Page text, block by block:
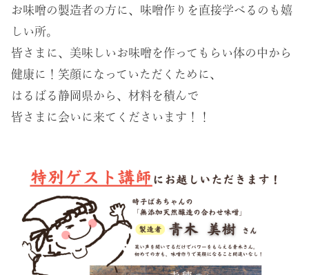
お味噌の製造者の方に、味噌作りを直接学べるのも嬉
しい所。
皆さまに、美味しいお味噌を作ってもらい体の中から
健康に！笑顔になっていただくために、
はるばる静岡県から、材料を積んで
皆さまに会いに来てくださいます！！